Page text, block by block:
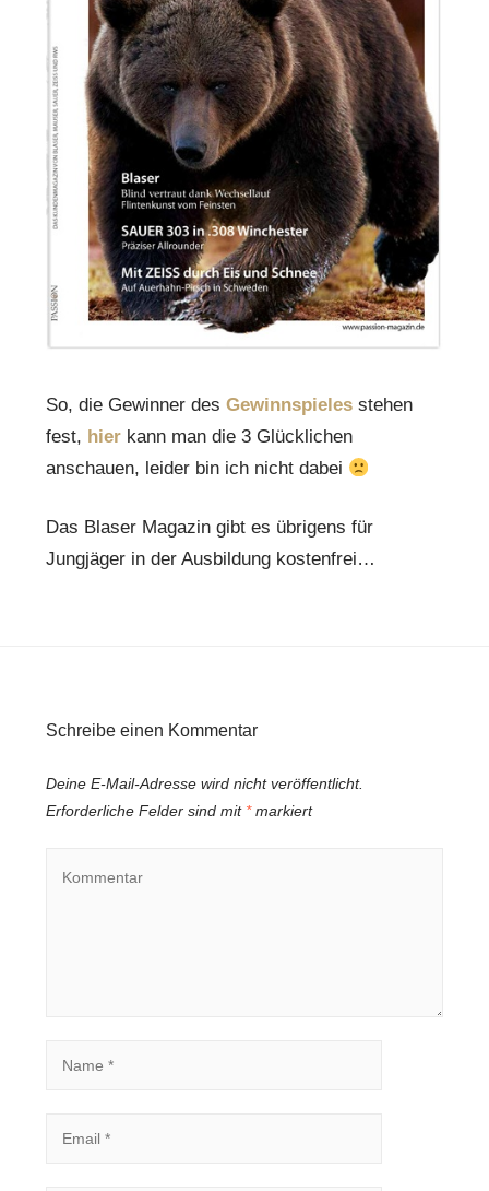
So, die Gewinner des Gewinnspieles stehen
fest, hier kann man die 3 Glücklichen
anschauen, leider bin ich nicht dabei
Das Blaser Magazin gibt es übrigens für
Jungjäger in der Ausbildung kostenfrei…
Schreibe einen Kommentar
Deine E-Mail-Adresse wird nicht veröffentlicht.
Erforderliche Felder sind mit *markiert